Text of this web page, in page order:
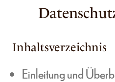
Inhaltsverzeichnis
Einleitung und